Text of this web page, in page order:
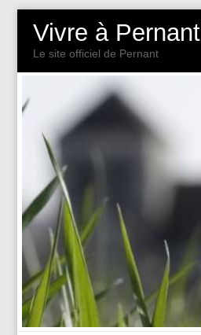
Vivre à Pernant
Le site officiel de Pernant